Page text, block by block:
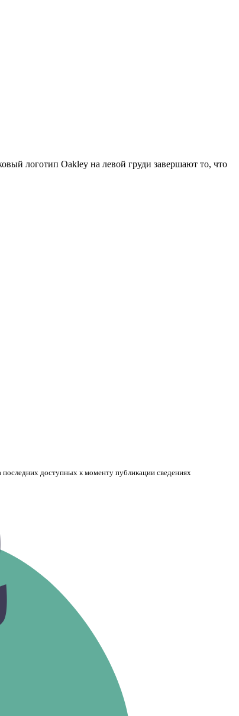
логотип Oakley на левой груди завершают то, что
последних доступных к моменту публикации сведениях